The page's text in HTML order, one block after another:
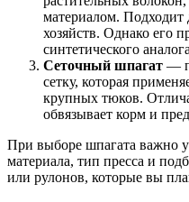
материалом.
хозяйств. Однако его
синтетического
Сеточный шпагат —
сетку, которая
крупных тюков.
обвязывает корм и
При выборе шпагата важно
материала, тип пресса и
или рулонов, которые вы